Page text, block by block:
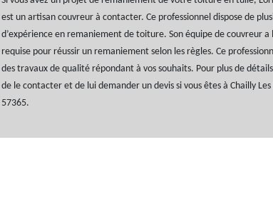
est un artisan couvreur à contacter. Ce professionnel dispose de
d’expérience en remaniement de toiture. Son équipe de couvreur a
requise pour réussir un remaniement selon les règles. Ce
des travaux de qualité répondant à vos souhaits. Pour plus de
de le contacter et de lui demander un devis si vous êtes à Chailly Les
57365.